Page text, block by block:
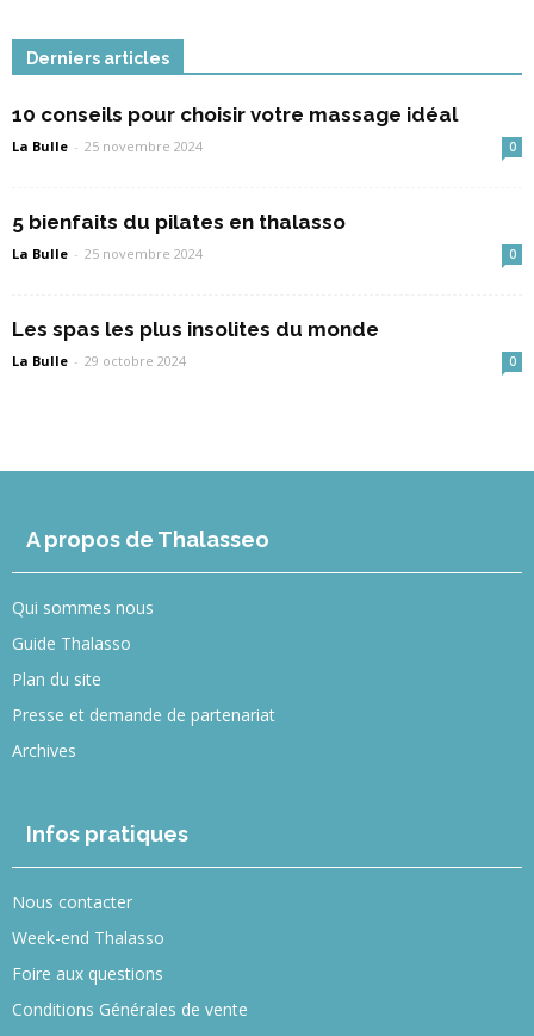
Derniers articles
10 conseils pour choisir votre massage idéal
La Bulle - 25 novembre 2024 0
5 bienfaits du pilates en thalasso
La Bulle - 25 novembre 2024 0
Les spas les plus insolites du monde
La Bulle - 29 octobre 2024 0
A propos de Thalasseo
Qui sommes nous
Guide Thalasso
Plan du site
Presse et demande de partenariat
Archives
Infos pratiques
Nous contacter
Week-end Thalasso
Foire aux questions
Conditions Générales de vente